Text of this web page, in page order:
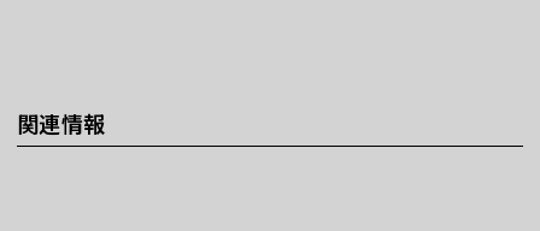
関連情報